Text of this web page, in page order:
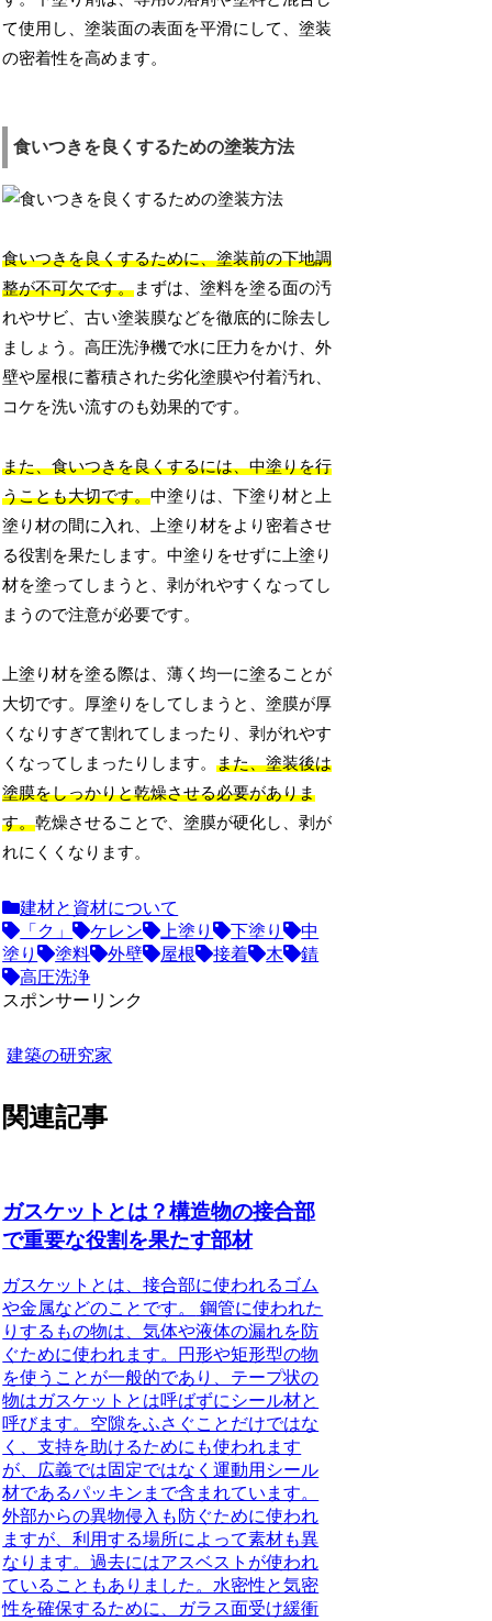
て使用し、塗装面の表面を平滑にして、塗装
の密着性を高めます。
食いつきを良くするための塗装方法
食いつきを良くするために、塗装前の下地調
整が不可欠です。まずは、塗料を塗る面の汚
れやサビ、古い塗装膜などを徹底的に除去し
ましょう。高圧洗浄機で水に圧力をかけ、外
壁や屋根に蓄積された劣化塗膜や付着汚れ、
コケを洗い流すのも効果的です。
また、食いつきを良くするには、中塗りを行
うことも大切です。中塗りは、下塗り材と上
塗り材の間に入れ、上塗り材をより密着させ
る役割を果たします。中塗りをせずに上塗り
材を塗ってしまうと、剥がれやすくなってし
まうので注意が必要です。
上塗り材を塗る際は、薄く均一に塗ることが
大切です。厚塗りをしてしまうと、塗膜が厚
くなりすぎて割れてしまったり、剥がれやす
くなってしまったりします。また、塗装後は
塗膜をしっかりと乾燥させる必要がありま
す。乾燥させることで、塗膜が硬化し、剥が
れにくくなります。
建材と資材について
「ク」
ケレン 上塗り 下塗り
中
塗り
塗料 外壁 屋根 接着 木
錆
高圧洗浄
スポンサーリンク
建築の研究家
関連記事
ガスケットとは？構造物の接合部
で重要な役割を果たす部材
ガスケットとは、接合部に使われるゴム
や金属などのことです。
鋼管に使われた
りするもの物は、気体や液体の漏れを防
ぐために使われます。円形や矩形型の物
を使うことが一般的であり、テープ状の
物はガスケットとは呼ばずにシール材と
呼びます。 空隙をふさぐことだけではな
く、支持を助けるためにも使われます
が、広義では固定ではなく運動用シール
材であるパッキンまで含まれています。
外部からの異物侵入も防ぐために使われ
ますが、利用する場所によって素材も異
なります。過去にはアスベストが使われ
ていることもありました。水密性と気密
性を確保するために、ガラス面受け緩衝